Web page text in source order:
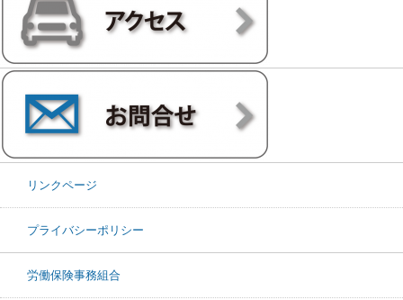
リンクページ
プライバシーポリシー
労働保険事務組合